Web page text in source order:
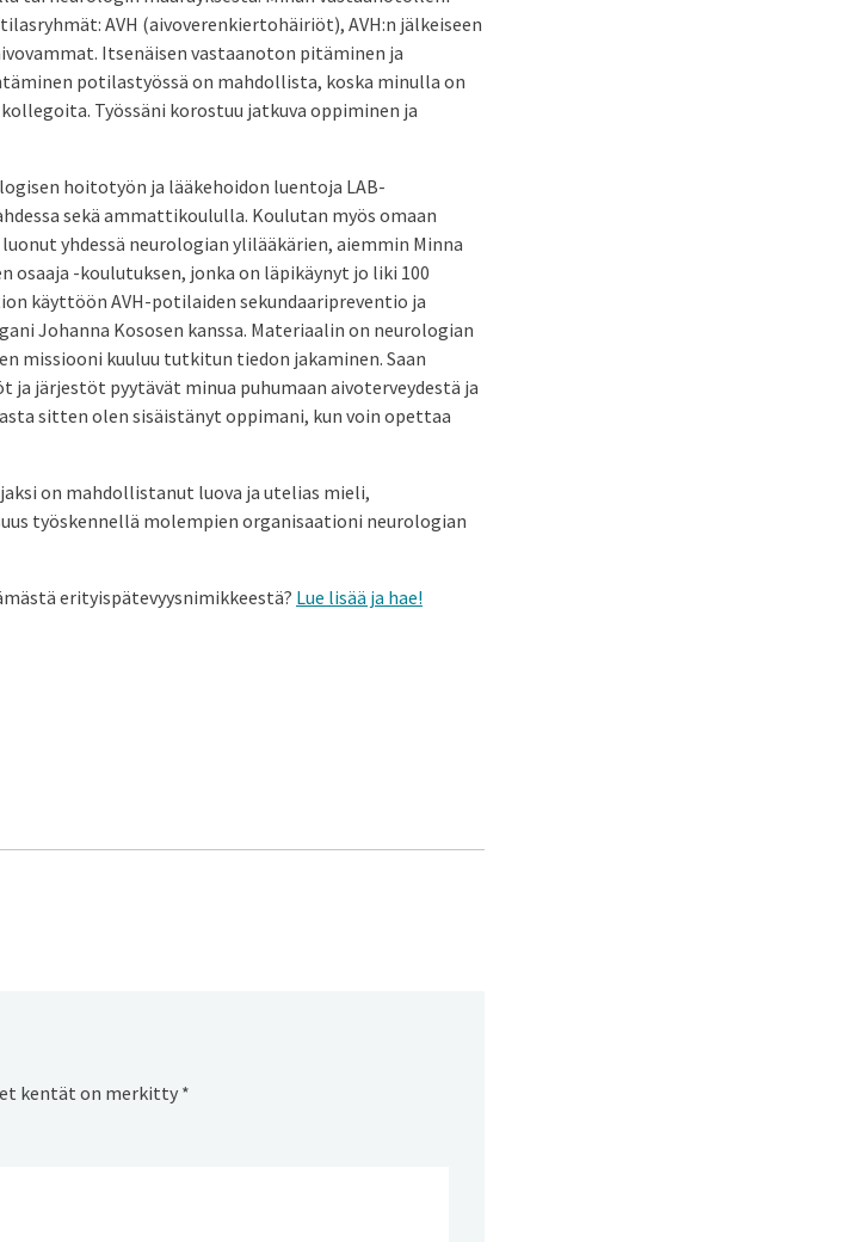
AVH (aivoverenkiertohäiriöt), AVH:n jälkeiseen
Itsenäisen vastaanoton pitäminen ja
potilastyössä on mahdollista, koska minulla on
Työssäni korostuu jatkuva oppiminen ja
hoitotyön ja lääkehoidon luentoja LAB-
sekä ammattikoululla. Koulutan myös omaan
yhdessä neurologian ylilääkärien, aiemmin Minna
osaaja -koulutuksen, jonka on läpikäynyt jo liki 100
käyttöön AVH-potilaiden sekundaaripreventio ja
Johanna Kososen kanssa. Materiaalin on neurologian
missiooni kuuluu tutkitun tiedon jakaminen. Saan
järjestöt pyytävät minua puhumaan aivoterveydestä ja
sitten olen sisäistänyt oppimani, kun voin opettaa
on mahdollistanut luova ja utelias mieli,
työskennellä molempien organisaationi neurologian
erityispätevyysnimikkeestä? Lue lisää ja hae!
kentät on merkitty *